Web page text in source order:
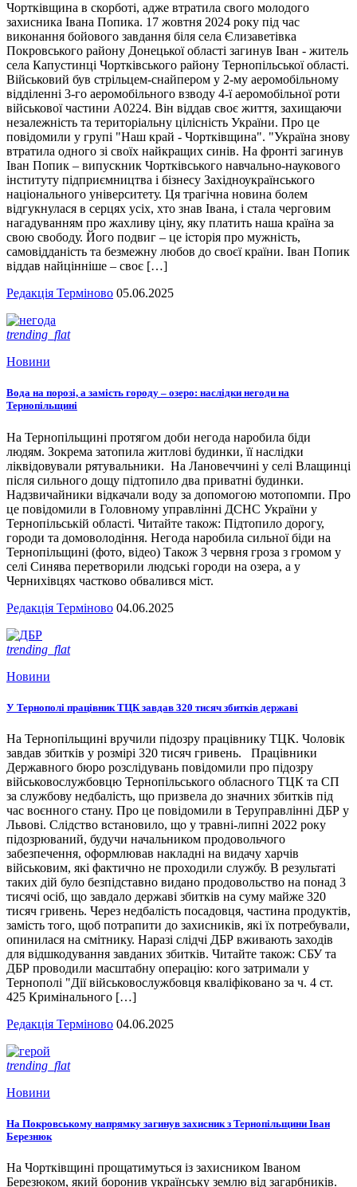
Чортківщина в скорботі, адже втратила свого молодого
захисника Івана Попика. 17 жовтня 2024 року під час
виконання бойового завдання біля села Єлизаветівка
Покровського району Донецької області загинув Іван - житель
села Капустинці Чортківського району Тернопільської області.
Військовий був стрільцем-снайпером у 2-му аеромобільному
відділенні 3-го аеромобільного взводу 4-ї аеромобільної роти
військової частини А0224. Він віддав своє життя, захищаючи
незалежність та територіальну цілісність України. Про це
повідомили у групі "Наш край - Чортківщина". "Україна знову
втратила одного зі своїх найкращих синів. На фронті загинув
Іван Попик – випускник Чортківського навчально-наукового
інституту підприємництва і бізнесу Західноукраїнського
національного університету. Ця трагічна новина болем
відгукнулася в серцях усіх, хто знав Івана, і стала черговим
нагадуванням про жахливу ціну, яку платить наша країна за
свою свободу. Його подвиг – це історія про мужність,
самовідданість та безмежну любов до своєї країни. Іван Попик
віддав найцінніше – своє […]
Редакція Терміново 05.06.2025
trending_flat
Новини
Вода на порозі, а замість городу – озеро: наслідки негоди на
Тернопільщині
На Тернопільщині протягом доби негода наробила біди
людям. Зокрема затопила житлові будинки, її наслідки
ліквідовували рятувальники. На Лановеччині у селі Влащинці
після сильного дощу підтопило два приватні будинки.
Надзвичайники відкачали воду за допомогою мотопомпи. Про
це повідомили в Головному управлінні ДСНС України у
Тернопільській області. Читайте також: Підтопило дорогу,
городи та домоволодіння. Негода наробила сильної біди на
Тернопільщині (фото, відео) Також 3 червня гроза з громом у
селі Синява перетворили людські городи на озера, а у
Чернихівцях частково обвалився міст.
Редакція Терміново 04.06.2025
trending_flat
Новини
У Тернополі працівник ТЦК завдав 320 тисяч збитків державі
На Тернопільщині вручили підозру працівнику ТЦК. Чоловік
завдав збитків у розмірі 320 тисяч гривень. Працівники
Державного бюро розслідувань повідомили про підозру
військовослужбовцю Тернопільського обласного ТЦК та СП
за службову недбалість, що призвела до значних збитків під
час воєнного стану. Про це повідомили в Теруправлінні ДБР у
Львові. Слідство встановило, що у травні-липні 2022 року
підозрюваний, будучи начальником продовольчого
забезпечення, оформлював накладні на видачу харчів
військовим, які фактично не проходили службу. В результаті
таких дій було безпідставно видано продовольство на понад 3
тисячі осіб, що завдало державі збитків на суму майже 320
тисяч гривень. Через недбалість посадовця, частина продуктів,
замість того, щоб потрапити до захисників, які їх потребували,
опинилася на смітнику. Наразі слідчі ДБР вживають заходів
для відшкодування завданих збитків. Читайте також: СБУ та
ДБР проводили масштабну операцію: кого затримали у
Тернополі "Дії військовослужбовця кваліфіковано за ч. 4 ст.
425 Кримінального […]
Редакція Терміново 04.06.2025
trending_flat
Новини
На Покровському напрямку загинув захисник з Тернопільщини Іван
Березнюк
На Чортківщині прощатимуться із захисником Іваном
Березюком, який боронив українську землю від загарбників.